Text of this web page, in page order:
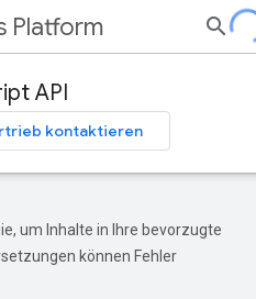
Platform
API
kontaktieren
um Inhalte in Ihre bevorzugte
können Fehler